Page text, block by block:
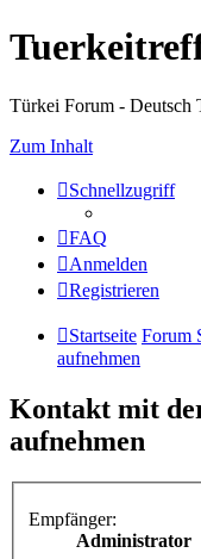
Türkei Forum - Deutsch
Zum Inhalt
Schnellzugriff
FAQ
Anmelden
Registrieren
Startseite Forum
aufnehmen
Kontakt mit
aufnehmen
Empfänger:
Administrator